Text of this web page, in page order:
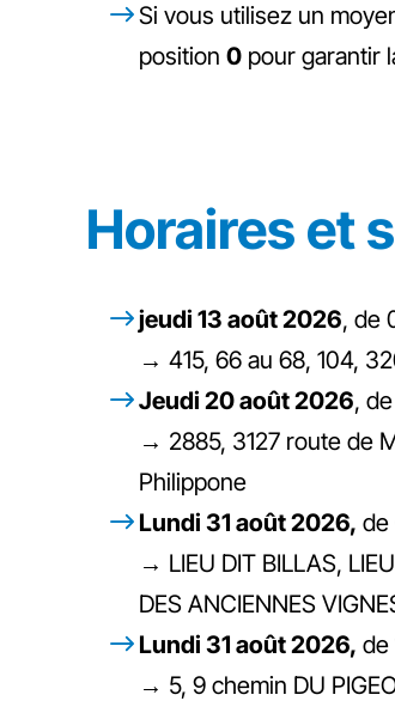
Si vous utilisez un
position 0 pour garantir
Horaires et
jeudi 13 août 2026, de
→ 415, 66 au 68, 104,
Jeudi 20 août 2026,
→ 2885, 3127 route de
Philippone
Lundi 31 août 2026, de
→ LIEU DIT BILLAS,
DES ANCIENNES
Lundi 31 août 2026, de
→ 5, 9 chemin DU